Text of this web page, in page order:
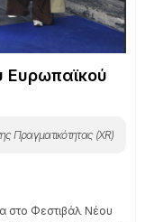
Ευρωπαϊκού
Πραγματικότητας (XR)
στο Φεστιβάλ Νέου